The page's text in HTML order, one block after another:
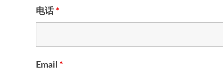
电话 *
Email *